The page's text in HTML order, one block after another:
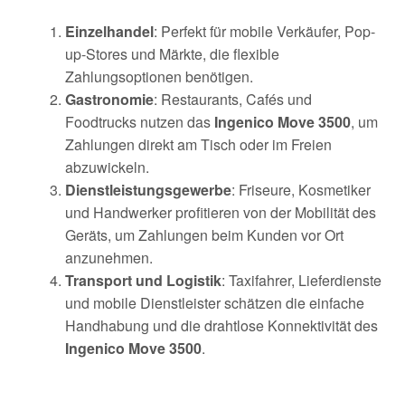
Einzelhandel: Perfekt für mobile Verkäufer, Pop-
up-Stores und Märkte, die flexible
Zahlungsoptionen benötigen.
Gastronomie: Restaurants, Cafés und
Foodtrucks nutzen das Ingenico Move 3500, um
Zahlungen direkt am Tisch oder im Freien
abzuwickeln.
Dienstleistungsgewerbe: Friseure, Kosmetiker
und Handwerker profitieren von der Mobilität des
Geräts, um Zahlungen beim Kunden vor Ort
anzunehmen.
Transport und Logistik: Taxifahrer, Lieferdienste
und mobile Dienstleister schätzen die einfache
Handhabung und die drahtlose Konnektivität des
Ingenico Move 3500.